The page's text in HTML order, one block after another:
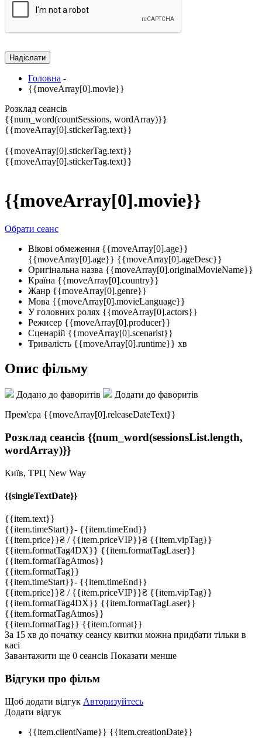
Головна -
{{moveArray[0].movie}}
Розклад сеансів
{{num_word(countSessions, wordArray)}}
{{moveArray[0].stickerTag.text}}
{{moveArray[0].stickerTag.text}}
{{moveArray[0].stickerTag.text}}
{{moveArray[0].movie}}
Обрати сеанс
Вікові обмеження {{moveArray[0].age}}
{{moveArray[0].age}} {{moveArray[0].ageDesc}}
Оригінальна назва {{moveArray[0].originalMovieName}}
Країна {{moveArray[0].country}}
Жанр {{moveArray[0].genre}}
Мова {{moveArray[0].movieLanguage}}
У головних ролях {{moveArray[0].actors}}
Режисер {{moveArray[0].producer}}
Сценарій {{moveArray[0].scenarist}}
Тривалість {{moveArray[0].runtime}} хв
Опис фільму
Додано до фаворитів
Додати до фаворитів
Прем'єра {{moveArray[0].releaseDateText}}
Розклад сеансів {{num_word(sessionsList.length,
wordArray)}}
Київ, ТРЦ New Way
{{singleTextDate}}
{{item.text}}
{{item.timeStart}}- {{item.timeEnd}}
{{item.price}}₴ / {{item.priceVIP}}₴ {{item.vipTag}}
{{item.formatTag4DX}} {{item.formatTagLaser}}
{{item.formatTagAtmos}}
{{item.formatTag}}
{{item.timeStart}}- {{item.timeEnd}}
{{item.price}}₴ / {{item.priceVIP}}₴ {{item.vipTag}}
{{item.formatTag4DX}} {{item.formatTagLaser}}
{{item.formatTagAtmos}}
{{item.formatTag}} {{item.format}}
За 15 хв до початку сеансу квитки можна придбати тільки в
касі
Завантажити ще 0 cеансів Показати менше
Відгуки про фільм
Щоб додати відгук Авторизуйтесь
Додати відгук
{{item.clientName}} {{item.creationDate}}